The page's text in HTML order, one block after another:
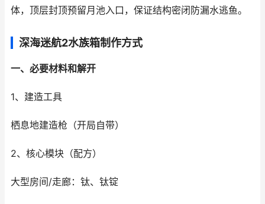
体，顶层封顶预留月池入口，保证结构密闭防漏水逃鱼。
深海迷航2水族箱制作方式
一、必要材料和解开
1、建造工具
栖息地建造枪（开局自带）
2、核心模块（配方）
大型房间/走廊：钛、钛锭